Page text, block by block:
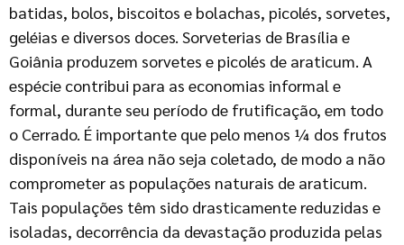
batidas, bolos, biscoitos e bolachas, picolés, sorvetes,
geléias e diversos doces. Sorveterias de Brasília e
Goiânia produzem sorvetes e picolés de araticum. A
espécie contribui para as economias informal e
formal, durante seu período de frutificação, em todo
o Cerrado. É importante que pelo menos ¼ dos frutos
disponíveis na área não seja coletado, de modo a não
comprometer as populações naturais de araticum.
Tais populações têm sido drasticamente reduzidas e
isoladas, decorrência da devastação produzida pelas